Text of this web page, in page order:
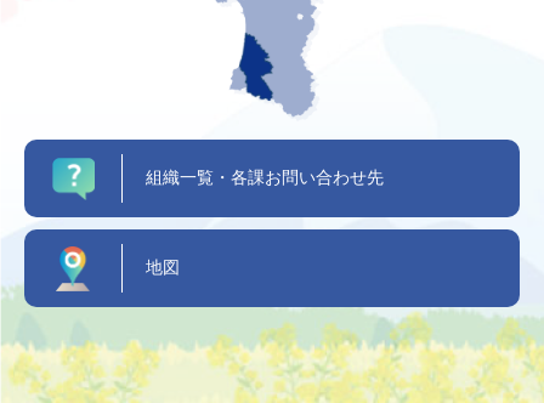
組織一覧・各課お問い合わせ先
地図